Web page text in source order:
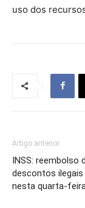
uso dos
Artigo anterior
INSS: reembolso
descontos
nesta quarta-